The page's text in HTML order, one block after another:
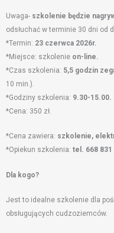
Uwaga- szkolenie będzie
odsłuchać w terminie 30 dni od
*Termin: 23 czerwca 2026r.
*Miejsce: szkolenie on-line.
*Czas szkolenia: 5,5 godzin
10 min.).
*Godziny szkolenia: 9.30-15.00.
*Cena: 350 zł.
*Cena zawiera: szkolenie,
*Opiekun szkolenia: tel. 668 831
Dla kogo?
Jest to idealne szkolenie dla
obsługujących cudzoziemców.